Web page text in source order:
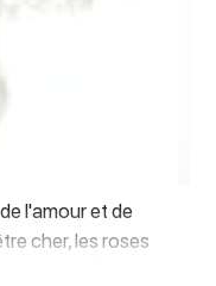
l'amour et de
cher, les roses